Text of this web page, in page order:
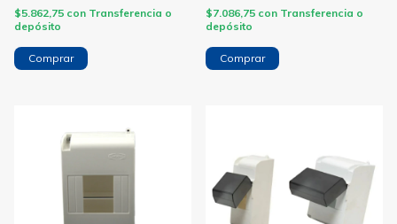
$5.862,75 con Transferencia o
depósito
Comprar
$7.086,75 con Transferencia o
depósito
Comprar